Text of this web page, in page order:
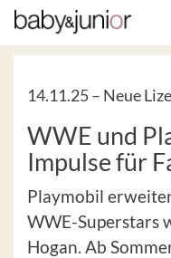
14.11.25 – Neue
WWE und
Impulse für
Playmobil
WWE-Superstars
Hogan. Ab